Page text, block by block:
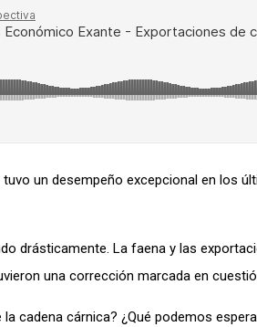
tuvo un desempeño excepcional en los
drásticamente. La faena y las
una corrección marcada en
cadena cárnica? ¿Qué podemos